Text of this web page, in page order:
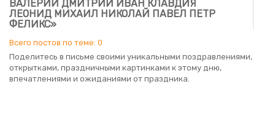
ВАЛЕРИЙ ДМИТРИЙ ИВАН КЛАВДИЯ
ЛЕОНИД МИХАИЛ НИКОЛАЙ ПАВЕЛ ПЕТР
ФЕЛИКС»
Всего постов по теме: 0
Поделитесь в письме своими уникальными поздравлениями,
открытками, праздничными картинками к этому дню,
впечатлениями и ожиданиями от праздника.